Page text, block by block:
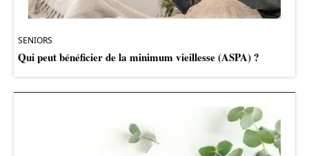
SENIORS
Qui peut bénéficier de la minimum vieillesse (ASPA) ?